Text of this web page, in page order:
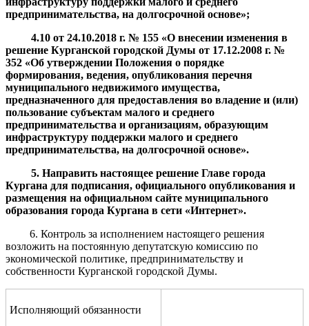
предпринимательства, на долгосрочной основе»;
4.10от24.10.2018 г. № 155 «О внесении изменения в
решение Курганской городской Думы от 17.12.2008 г. №
352 «Об утверждении Положения о порядке
формирования, ведения, опубликования перечня
муниципального недвижимого имущества,
предназначенного для предоставления во владение и (или)
пользование субъектам малого и среднего
предпринимательства и организациям, образующим
инфраструктуру поддержки малого и среднего
предпринимательства, на долгосрочной основе».
5. Направить настоящее решение Главе города
Кургана для подписания, официального опубликования и
размещения на официальном сайте муниципального
образования города Кургана в сети «Интернет».
6. Контроль за исполнением настоящего решения
возложить на постоянную депутатскую комиссию по
экономической политике, предпринимательству и
собственности Курганской городской Думы.
Исполняющий обязанности